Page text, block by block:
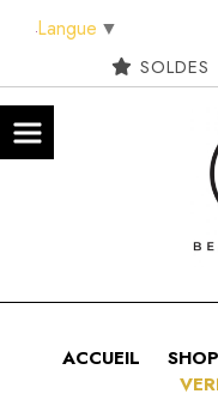
ACCUEIL SHOP
Langue ▼